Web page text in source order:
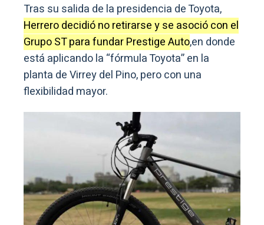
Tras su salida de la presidencia de Toyota,
Herrero decidió no retirarse y se asoció con el
Grupo ST para fundar Prestige Auto,en donde
está aplicando la “fórmula Toyota” en la
planta de Virrey del Pino, pero con una
flexibilidad mayor.